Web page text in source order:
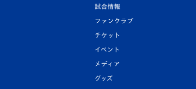
試合情報
ファンクラブ
チケット
イベント
メディア
グッズ